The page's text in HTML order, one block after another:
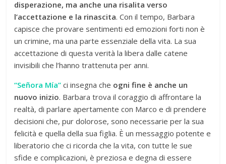
disperazione, ma anche una risalita verso
l’accettazione e la rinascita. Con il tempo, Barbara
capisce che provare sentimenti ed emozioni forti non è
un crimine, ma una parte essenziale della vita. La sua
accettazione di questa verità la libera dalle catene
invisibili che l’hanno trattenuta per anni.
“Señora Mía” ci insegna che ogni fine è anche un
nuovo inizio. Barbara trova il coraggio di affrontare la
realtà, di parlare apertamente con Marco e di prendere
decisioni che, pur dolorose, sono necessarie per la sua
felicità e quella della sua figlia. È un messaggio potente e
liberatorio che ci ricorda che la vita, con tutte le sue
sfide e complicazioni, è preziosa e degna di essere